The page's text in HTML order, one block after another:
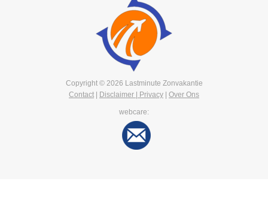
Copyright © 2026 Lastminute Zonvakantie
Contact
Disclaimer | Privacy Over Ons
webcare: